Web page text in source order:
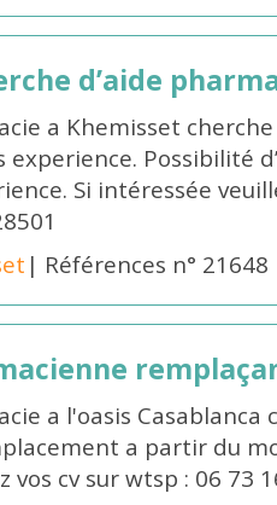
d’aide
a Khemisset
experience. Possibilité
Si intéressée
| Références n° 21648
a l'oasis
a partir du
vos cv sur wtsp : 06 73